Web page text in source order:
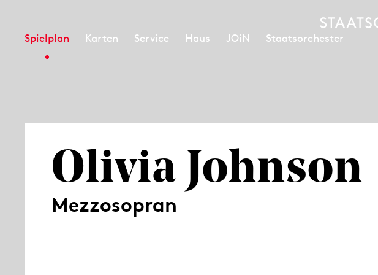
Spielplan Karten Service Haus JOiN Staatsorchester
Olivia Johnson
Mezzosopran